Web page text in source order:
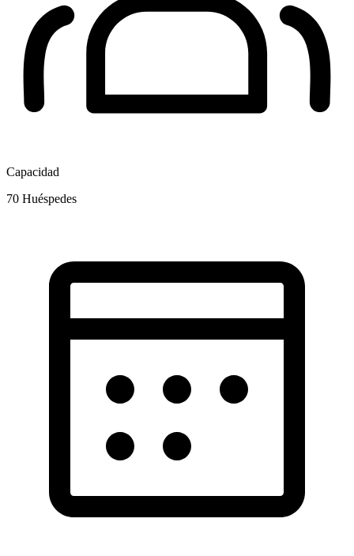
Capacidad
70 Huéspedes